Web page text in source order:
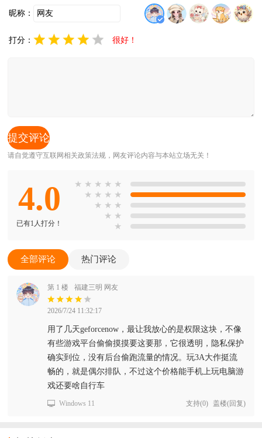
昵称：
打分： 很好！
请自觉遵守互联网相关政策法规，网友评论内容与本站立场无关！
4.0
已有1人打分！
★ ★ ★ ★ ★
★ ★ ★ ★
★ ★ ★
★ ★
★
全部评论 热门评论
第 1 楼 福建三明 网友
2026/7/24 11:32:17
用了几天geforcenow，最让我放心的是权限这块，不像
有些游戏平台偷偷摸摸要这要那，它很透明，隐私保护
确实到位，没有后台偷跑流量的情况。玩3A大作挺流
畅的，就是偶尔排队，不过这个价格能手机上玩电脑游
戏还要啥自行车
Windows 11 支持(0) 盖楼(回复)